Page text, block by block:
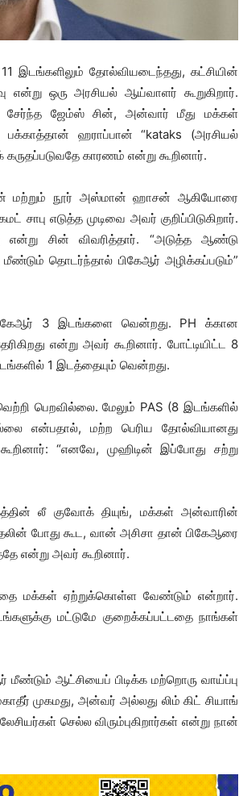
இடங்களிலும் தோல்வியடைந்தது, கட்சியின்
என்று ஒரு அரசியல் ஆய்வாளர் கூறுகிறார்.
சேர்ந்த ஜேம்ஸ் சின், அன்வார் மீது மக்கள்
பக்காத்தான் ஹராப்பான் “kataks (அரசியல்
காரணம் என்று கூறினார்.
மற்றும் நூர் அஸ்மான் ஹாசன் ஆகியோரை
எடுத்த முடிவை அவர் குறிப்பிடுகிறார்.
சின் விவரித்தார். “அடுத்த ஆண்டு
தொடர்ந்தால் பிகேஆர் அழிக்கப்படும்”
3 இடங்களை வென்றது. PH க்கான
என்று அவர் கூறினார். போட்டியிட்ட 8
1 இடத்தையும் வென்றது.
பெறவில்லை. மேலும் PAS (8 இடங்களில்
என்பதால், மற்ற பெரிய தோல்வியானது
“எனவே, முஹிடின் இப்போது சற்று
லீ குவோக் தியுங், மக்கள் அன்வாரின்
போது கூட, வான் அசிசா தான் பிகேஆரை
என்று அவர் கூறினார்.
மக்கள் ஏற்றுக்கொள்ள வேண்டும் என்றார்.
மட்டுமே குறைக்கப்பட்டதை நாங்கள்
மீண்டும் ஆட்சியைப் பிடிக்க மற்றொரு வாய்ப்பு
முகமது, அன்வர் அல்லது லிம் கிட் சியாங்
செல்ல விரும்புகிறார்கள் என்று நான்